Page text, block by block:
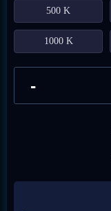
500 K
1000 K
-